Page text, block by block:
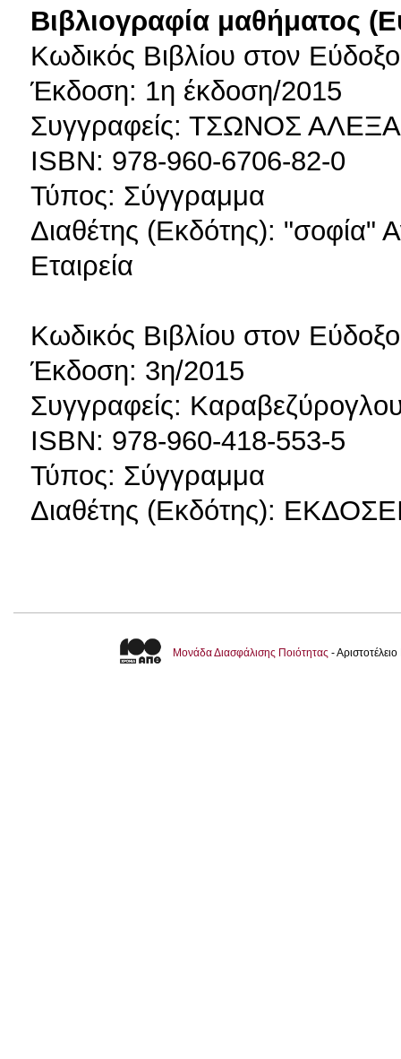
Βιβλιογραφία μαθήματος
Κωδικός Βιβλίου στον
Έκδοση: 1η έκδοση/2015
Συγγραφείς: ΤΣΩΝΟΣ
ISBN: 978-960-6706-82-0
Τύπος: Σύγγραμμα
Διαθέτης (Εκδότης): "σοφία"
Εταιρεία
Κωδικός Βιβλίου στον
Έκδοση: 3η/2015
Συγγραφείς:
ISBN: 978-960-418-553-5
Τύπος: Σύγγραμμα
Διαθέτης (Εκδότης):
Μονάδα Διασφάλισης Ποιότητας -